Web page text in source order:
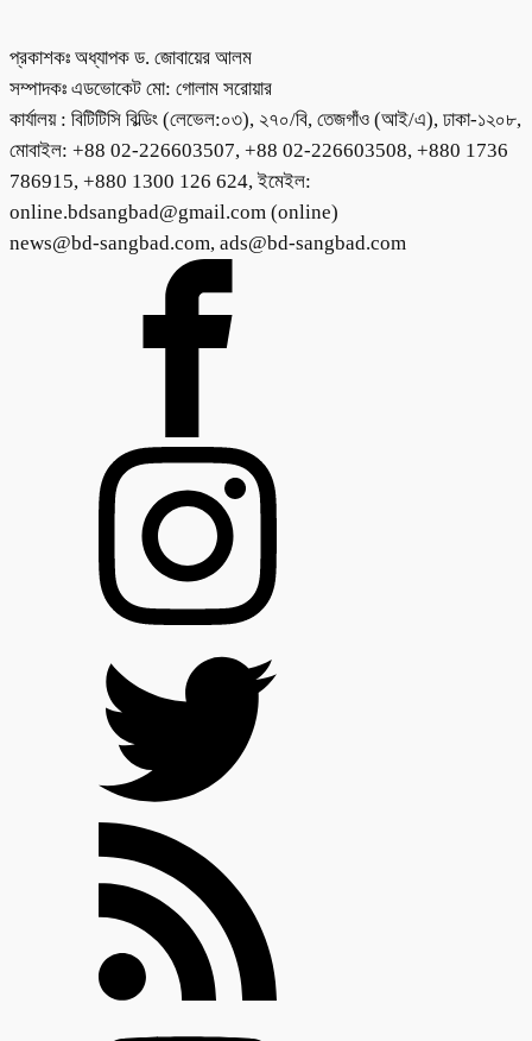
প্রকাশকঃ অধ্যাপক ড. জোবায়ের আলম
সম্পাদকঃ এডভোকেট মো: গোলাম সরোয়ার
কার্যালয় : বিটিটিসি বিল্ডিং (লেভেল:০৩), ২৭০/বি, তেজগাঁও (আই/এ), ঢাকা-১২০৮,
মোবাইল: +88 02-226603507, +88 02-226603508, +880 1736
786915, +880 1300 126 624, ইমেইল:
online.bdsangbad@gmail.com (online)
news@bd-sangbad.com, ads@bd-sangbad.com